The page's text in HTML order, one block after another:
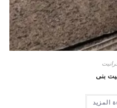
بنى
المزيد